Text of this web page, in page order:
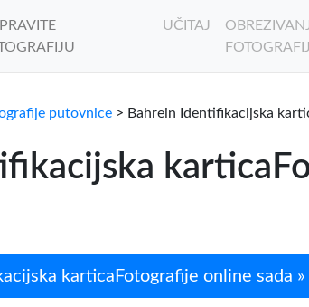
UČITAJ
putovnice > Bahrein Identifikacijska
karticaFotografije online sada »